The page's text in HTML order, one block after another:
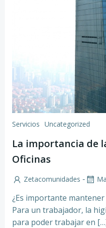
Servicios Uncategorized
La importancia de
Oficinas
Zetacomunidades -
¿Es importante
Para un trabajador, la
para poder trabajar en